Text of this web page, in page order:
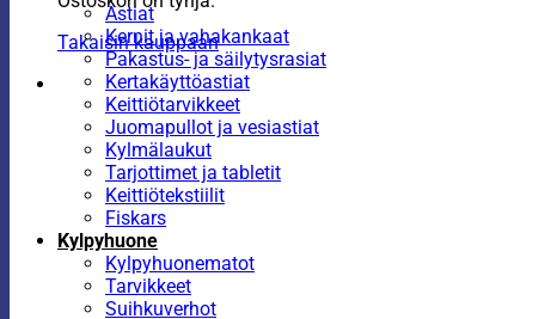
Takaisin kauppaan
Astiat
Kernit ja vahakankaat
Pakastus- ja säilytysrasiat
Kertakäyttöastiat
Keittiötarvikkeet
Juomapullot ja vesiastiat
Kylmälaukut
Tarjottimet ja tabletit
Keittiötekstiilit
Fiskars
Kylpyhuone
Kylpyhuonematot
Tarvikkeet
Suihkuverhot